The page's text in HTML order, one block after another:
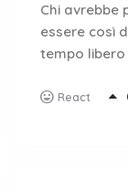
Chi avrebbe
essere così
tempo
React